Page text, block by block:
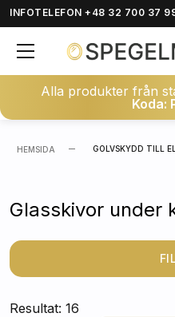
INFOTELEFON +48 32 700 37
Alla produkter från
Koda:
HEMSIDA GOLVSKYDD TILL
Glasskivor under
Resultat: 16